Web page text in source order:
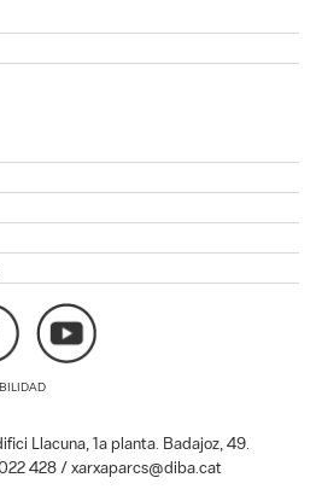
Llacuna, 1a planta. Badajoz, 49.
428 / xarxaparcs@diba.cat